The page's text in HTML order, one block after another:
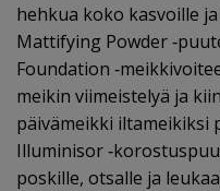
hehkua koko kasvoille
Mattifying Powder
Foundation
meikin viimeistelyä ja
päivämeikki iltameikiksi
Illuminisor
poskille, otsalle ja